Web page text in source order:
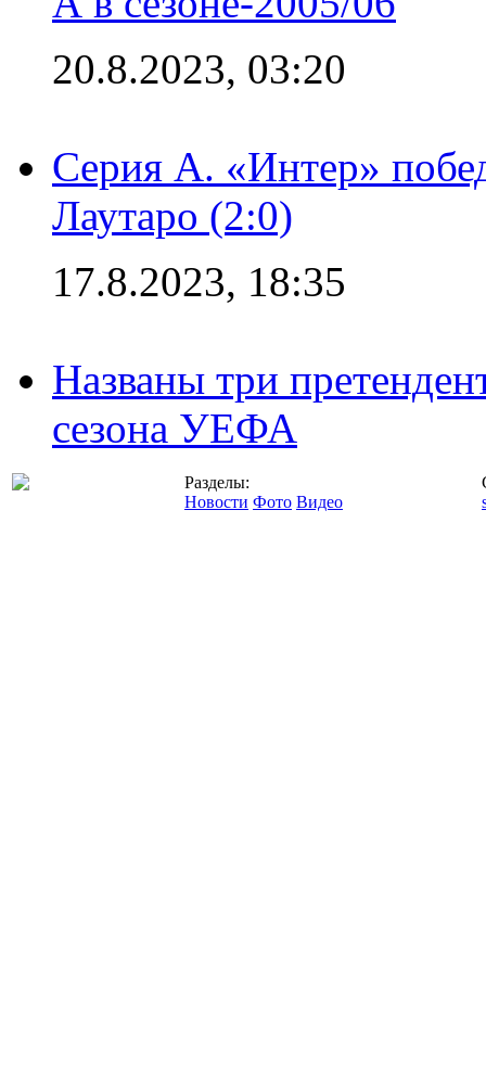
20.8.2023, 03:20
Серия А. «Интер»
Лаутаро (2:0)
17.8.2023, 18:35
Названы три
сезона УЕФА
Разделы:
Новости Фото Видео